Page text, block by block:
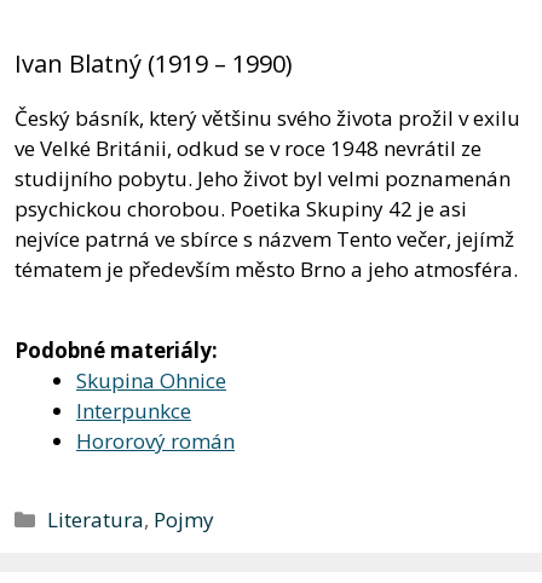
Ivan Blatný (1919 – 1990)
Český básník, který většinu svého života prožil v exilu
ve Velké Británii, odkud se v roce 1948 nevrátil ze
studijního pobytu. Jeho život byl velmi poznamenán
psychickou chorobou. Poetika Skupiny 42 je asi
nejvíce patrná ve sbírce s názvem Tento večer, jejímž
tématem je především město Brno a jeho atmosféra.
Podobné materiály:
Skupina Ohnice
Interpunkce
Hororový román
Rubriky
Literatura, Pojmy